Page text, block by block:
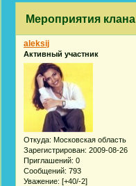
Мероприятия клана
aleksij
Активный участник
Откуда: Московская область
Зарегистрирован: 2009-08-26
Приглашений: 0
Сообщений: 793
Уважение: [+40/-2]